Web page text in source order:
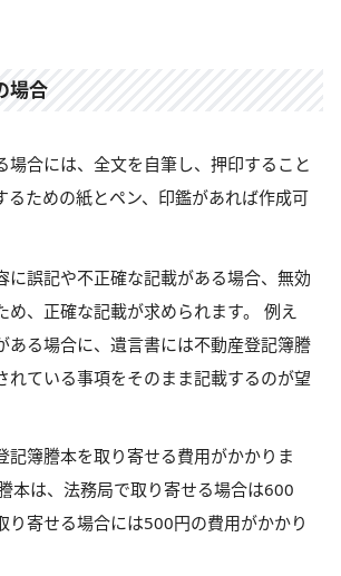
場合
場合には、全文を自筆し、押印すること
るための紙とペン、印鑑があれば作成可
に誤記や不正確な記載がある場合、無効
め、正確な記載が求められます。 例え
ある場合に、遺言書には不動産登記簿謄
れている事項をそのまま記載するのが望
記簿謄本を取り寄せる費用がかかりま
本は、法務局で取り寄せる場合は600
り寄せる場合には500円の費用がかかり